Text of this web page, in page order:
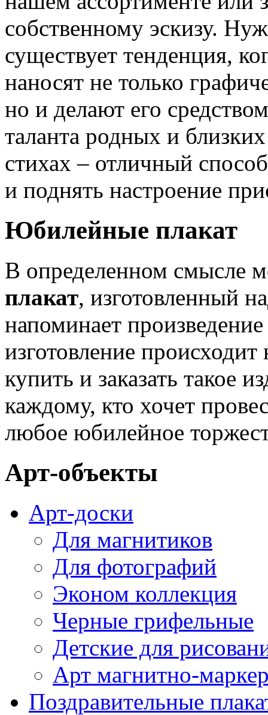
собственному эскизу.
существует тенденция,
наносят не только
но и делают его
таланта родных и
стихах – отличный
и поднять настроение
Юбилейные плакат
В определенном смысле
плакат, изготовленный
напоминает
изготовление
купить и заказать такое
каждому, кто хочет
любое юбилейное
Арт-объекты
Арт-доски
Для магнитиков
Для фотографий
Эконом коллекция
Черные грифельные
Детские для
Арт магнитно-
Поздравительные